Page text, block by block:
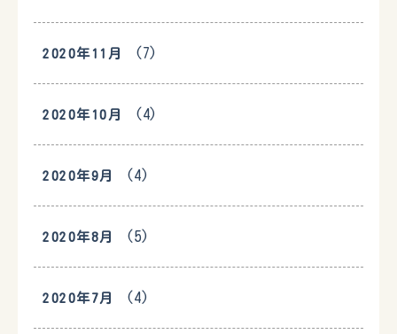
2020年11月 (7)
2020年10月 (4)
2020年9月 (4)
2020年8月 (5)
2020年7月 (4)